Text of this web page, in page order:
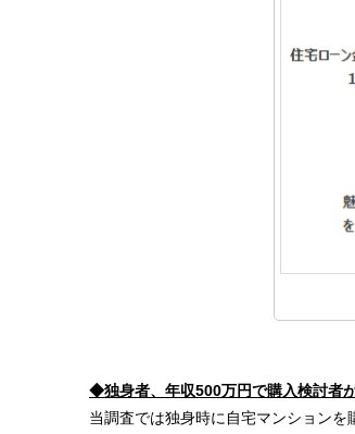
◆独身者、年収500万円で購入検討者
当調査では独身時に自宅マンション